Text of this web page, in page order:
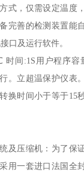
式，仅需设定温度
完善的检测装置能
口及运行软件。
间:1S用户程序容
。立超温保护仪表
换时间小于等于15
及压缩机：为了保
用一套进口法国全